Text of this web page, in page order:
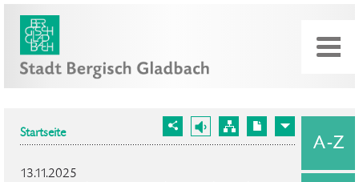
Startseite
13.11.2025